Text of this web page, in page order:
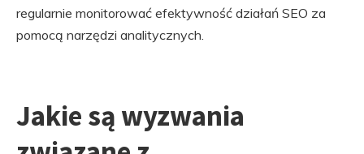
regularnie monitorować efektywność działań SEO za
pomocą narzędzi analitycznych.
Jakie są wyzwania